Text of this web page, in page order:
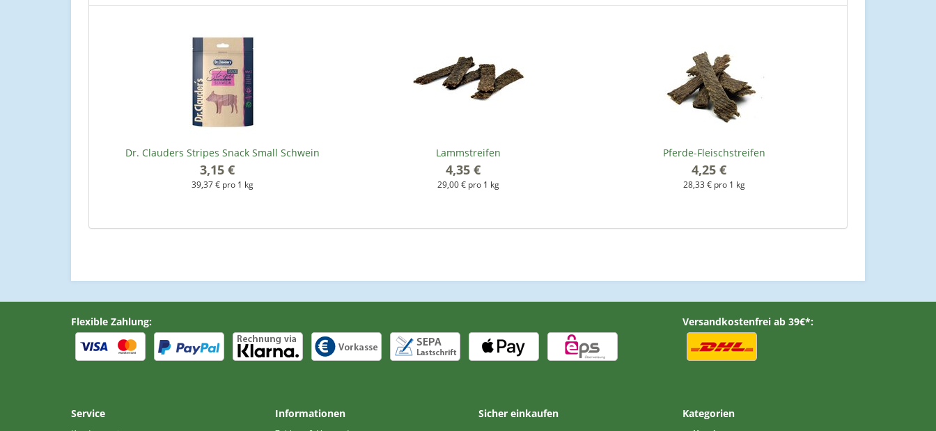
Dr. Clauders Stripes Snack Small Schwein
3,15 €
39,37 € pro 1 kg
Lammstreifen
4,35 €
29,00 € pro 1 kg
Pferde-Fleischstreifen
4,25 €
28,33 € pro 1 kg
Flexible Zahlung: Versandkostenfrei ab 39€*:
Service Informationen Sicher einkaufen Kategorien